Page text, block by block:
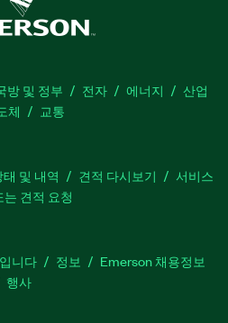
방 및 정부 전자 에너지
산업
체 교통
및 내역 견적 다시보기
서비스
견적 요청
니다 정보
Emerson 채용정보
행사